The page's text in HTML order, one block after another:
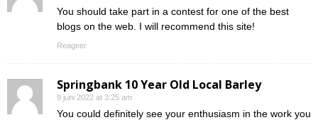
You should take part in a contest for one of the best
blogs on the web. I will recommend this site!
Reageer
Springbank 10 Year Old Local Barley
9 juni 2022 at 3:25 am
You could definitely see your enthusiasm in the work you